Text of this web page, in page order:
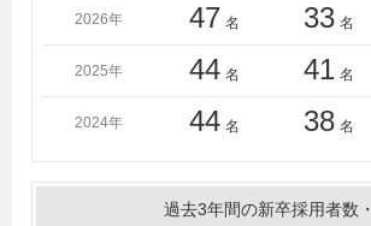
校、常磐短期大学、共立女子短期大学
2026年 47 名 33 名
2025年 44 名 41 名
2024年 44 名 38 名
過去3年間の新卒採用者数・